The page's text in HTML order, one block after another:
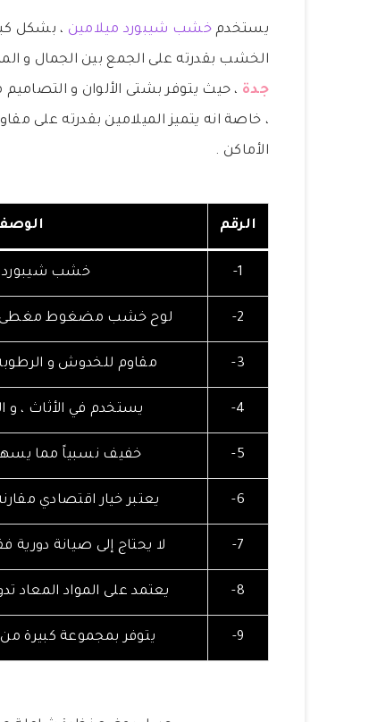
يستخدمخشب شيبورد ميلامين ، بشكل
الخشب بقدرته على الجمع بين الجمال و
جدة ، حيث يتوفر بشتى الألوان و
، خاصة انه يتميز الميلامين بقدرته على
الأماكن .
الرقم
1- خشب شيبورد
2- لوح خشب مضغوط مغطى
3- مقاوم للخدوش و
4- يستخدم في الأثاث ، و
5- خفيف نسبياً مما
6- يعتبر خيار اقتصادي
7- لا يحتاج إلى صيانة
8- يعتمد على المواد المعاد
9- يتوفر بمجموعة كبيرة من